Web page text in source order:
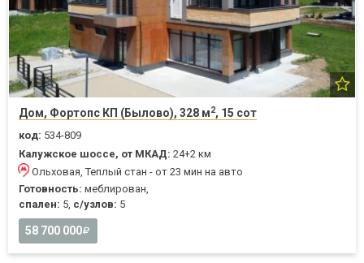
Дом, Фортопс КП (Былово), 328 м2, 15 сот
код: 534-809
Калужское шоссе, от МКАД: 24+2 км
Ольховая, Теплый стан - от 23 мин на авто
Готовность: меблирован,
спален: 5, с/узлов: 5
58 700 000